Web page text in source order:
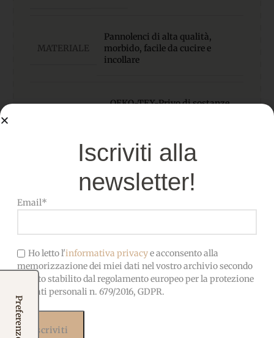
MATERIALE
Pannolenci di alta qualità,
morbido, facile da cucire e
incollare
OEKO-TEX-Privo di sostanze
Prodotti correlati
Potrebbero interessarti
Iscriviti alla
newsletter!
Email*
Ho letto l'informativa privacye acconsento alla
memorizzazione dei miei dati nel vostro archivio secondo
quanto stabilito dal regolamento europeo per la protezione
dei dati personali n. 679/2016, GDPR.